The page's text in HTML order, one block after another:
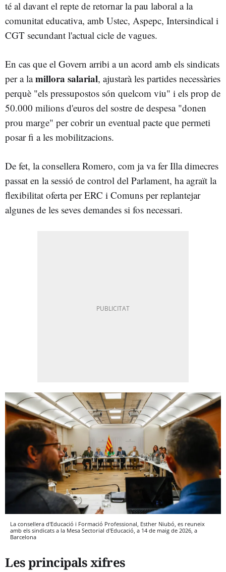
té al davant el repte de retornar la pau laboral a la
comunitat educativa, amb Ustec, Aspepc, Intersindical i
CGT secundant l'actual cicle de vagues.
En cas que el Govern arribi a un acord amb els sindicats
per a lamillora salarial, ajustarà les partides necessàries
perquè "els pressupostos són quelcom viu" i els prop de
50.000 milions d'euros del sostre de despesa "donen
prou marge" per cobrir un eventual pacte que permeti
posar fi a les mobilitzacions.
De fet, la consellera Romero, com ja va fer Illa dimecres
passat en la sessió de control del Parlament, ha agraït la
flexibilitat oferta per ERC i Comuns per replantejar
algunes de les seves demandes si fos necessari.
La consellera d'Educació i Formació Professional, Esther Niubó, es reuneix
amb els sindicats a la Mesa Sectorial d'Educació, a 14 de maig de 2026, a
Barcelona
Les principals xifres